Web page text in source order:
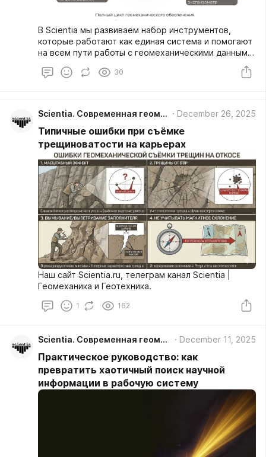
В Scientia мы развиваем набор инструментов,
которые работают как единая система и помогают
на всем пути работы с геомеханическими данными.
продолжается анализом, расчётами и
30
Scientia. Современная геомеханика December 26, 2025
Типичные ошибки при съёмке
трещиноватости на карьерах
Наш сайт Scientia.ru, телеграм канал Scientia |
Геомеханика и Геотехника.
1 162
Scientia. Современная геомеханика December 11, 2025
Практическое руководство: как
превратить хаотичный поиск научной
информации в рабочую систему